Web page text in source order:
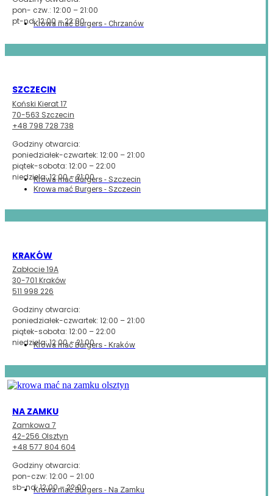
pon- czw.: 12:00 – 21:00
pt-nd: 12:00 – 22:00
Krowa mać Burgers - Chrzanów
SZCZECIN
Koński Kierat 17
70-563 Szczecin
+48 798 728 738
Godziny otwarcia:
poniedziałek-czwartek: 12:00 – 21:00
piątek-sobota: 12:00 – 22:00
niedziela: 12:00 – 21:00
Krowa mać Burgers - Szczecin
Krowa mać Burgers - Szczecin
KRAKÓW
Zabłocie 19A
30-701 Kraków
511 998 226
Godziny otwarcia:
poniedziałek-czwartek: 12:00 – 21:00
piątek-sobota: 12:00 – 22:00
niedziela: 12:00 – 21:00
Krowa mać Burgers - Kraków
NA ZAMKU
Zamkowa 7
42-256 Olsztyn
+48 577 804 604
Godziny otwarcia:
pon-czw: 12:00 – 21:00
sb-nd: 12:00 – 22:00
Krowa mać Burgers - Na Zamku